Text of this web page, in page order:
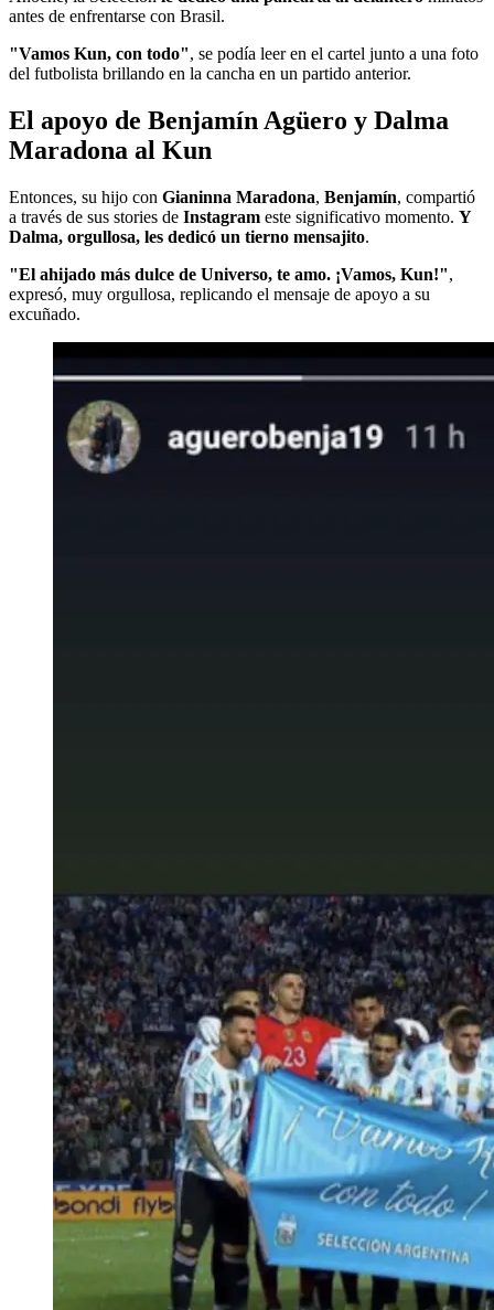
antes de enfrentarse con Brasil.
"Vamos Kun, con todo", se podía leer en el cartel junto a una foto
del futbolista brillando en la cancha en un partido anterior.
El apoyo de Benjamín Agüero y Dalma
Maradona al Kun
Entonces, su hijo con Gianinna Maradona, Benjamín, compartió
a través de sus stories de Instagram este significativo momento. Y
Dalma, orgullosa, les dedicó un tierno mensajito.
"El ahijado más dulce de Universo, te amo. ¡Vamos, Kun!",
expresó, muy orgullosa, replicando el mensaje de apoyo a su
excuñado.